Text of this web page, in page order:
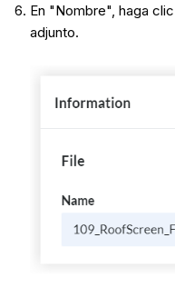
En "Nombre", haga
adjunto.